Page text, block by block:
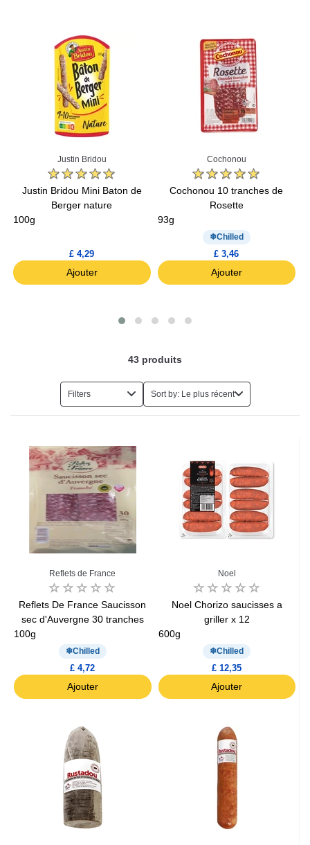
Justin Bridou
Justin Bridou Mini Baton de
Berger nature
100g
£ 4,29
Ajouter
Cochonou
Cochonou 10 tranches de
Rosette
93g
Chilled
£ 3,46
Ajouter
43 produits
Filters Sort by: Le plus récent
Reflets de France
Reflets De France Saucisson
sec d'Auvergne 30 tranches
100g
Chilled
£ 4,72
Ajouter
Noel
Noel Chorizo saucisses a
griller x 12
600g
Chilled
£ 12,35
Ajouter